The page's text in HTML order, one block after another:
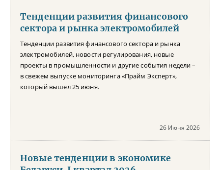
Тенденции развития финансового
сектора и рынка электромобилей
Тенденции развития финансового сектора и рынка
электромобилей, новости регулирования, новые
проекты в промышленности и другие события недели –
в свежем выпуске мониторинга «Прайм Эксперт»,
который вышел 25 июня.
26 Июня 2026
Новые тенденции в экономике